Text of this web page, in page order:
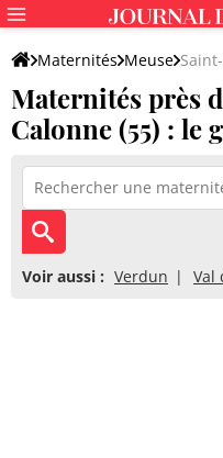
Maternités Meuse
Maternités près
Calonne (55) : le
Voir aussi : Verdun Val